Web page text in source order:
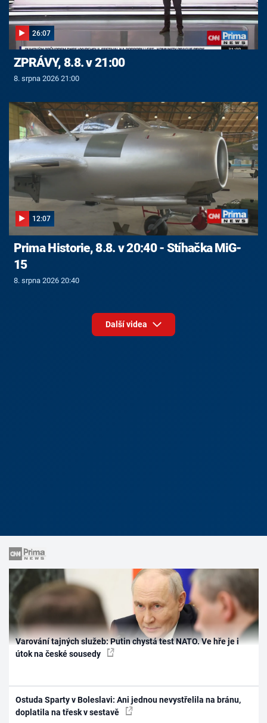
26:07
ZPRÁVY, 8.8. v 21:00
8. srpna 2026 21:00
12:07
Prima Historie, 8.8. v 20:40 - Stíhačka MiG-
15
8. srpna 2026 20:40
Další videa
Varování tajných služeb: Putin chystá test NATO. Ve hře je i
útok na české sousedy
Ostuda Sparty v Boleslavi: Ani jednou nevystřelila na bránu,
doplatila na třesk v sestavě